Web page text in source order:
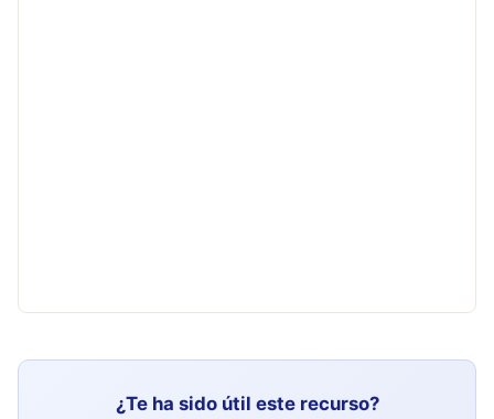
¿Te ha sido útil este recurso?